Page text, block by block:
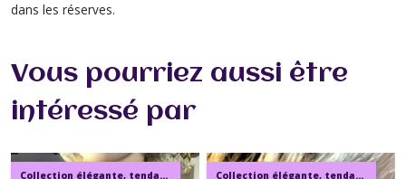
dans les réserves.
Vous pourriez aussi être
intéressé par
Collection élégante, tendance, moderne, de bijoux en ambre, pierre, perles. Collection élégante, tendance, moderne, de bijoux en ambre, pierre, perles.